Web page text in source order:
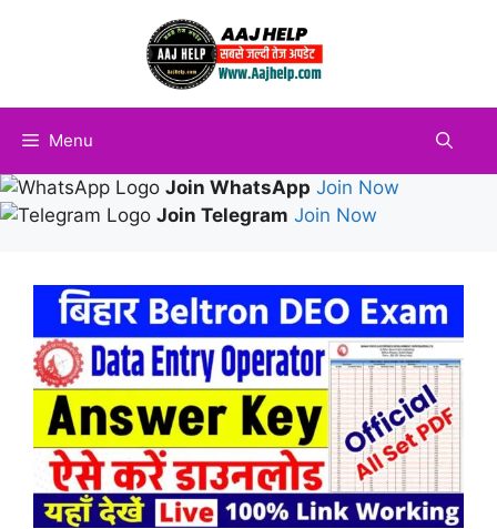
Menu
Join WhatsApp Join Now
Join Telegram Join Now